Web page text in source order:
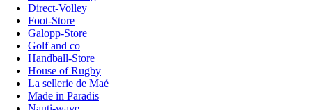
Direct-Volley
Foot-Store
Galopp-Store
Golf and co
Handball-Store
House of Rugby
La sellerie de Maé
Made in Paradis